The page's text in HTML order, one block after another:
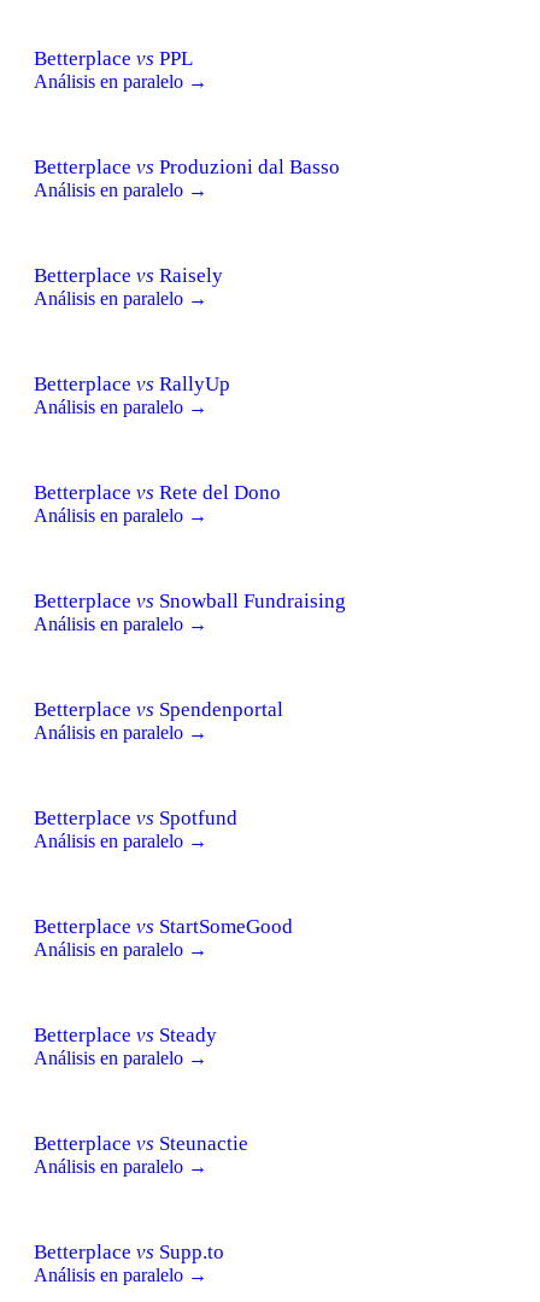
Betterplace vs PPL
Análisis en paralelo →
Betterplace vs Produzioni dal Basso
Análisis en paralelo →
Betterplace vs Raisely
Análisis en paralelo →
Betterplace vs RallyUp
Análisis en paralelo →
Betterplace vs Rete del Dono
Análisis en paralelo →
Betterplace vs Snowball Fundraising
Análisis en paralelo →
Betterplace vs Spendenportal
Análisis en paralelo →
Betterplace vs Spotfund
Análisis en paralelo →
Betterplace vs StartSomeGood
Análisis en paralelo →
Betterplace vs Steady
Análisis en paralelo →
Betterplace vs Steunactie
Análisis en paralelo →
Betterplace vs Supp.to
Análisis en paralelo →